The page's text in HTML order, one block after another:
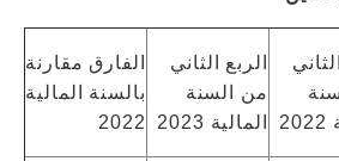
الربع الثاني
من السنة
المالية 2023
الفارق مقارنة
بالسنة المالية
2022